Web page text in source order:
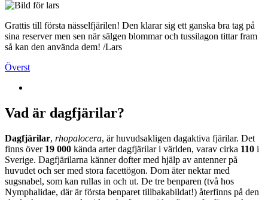
Grattis till första nässelfjärilen! Den klarar sig ett ganska bra tag på
sina reserver men sen när sälgen blommar och tussilagon tittar fram
så kan den använda dem! /Lars
Överst
Vad är dagfjärilar?
Dagfjärilar, rhopalocera, är huvudsakligen dagaktiva fjärilar. Det
finns över 19 000 kända arter dagfjärilar i världen, varav cirka 110 i
Sverige. Dagfjärilarna känner dofter med hjälp av antenner på
huvudet och ser med stora facettögon. Dom äter nektar med
sugsnabel, som kan rullas in och ut. De tre benparen (två hos
Nymphalidae, där är första benparet tillbakabildat!) återfinns på den